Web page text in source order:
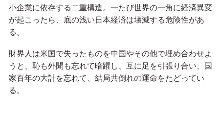
小企業に依存する二重構造。一たび世界の一角に経済異変
が起こったら、底の浅い日本経済は壊滅する危険性があ
る。
財界人は米国で失ったものを中国やその他で埋め合わせよ
うと、恥も外聞も忘れて暗躍し、互に足を引張り合い、国
家百年の大計を忘れて、結局共倒れの運命をたどってい
る。